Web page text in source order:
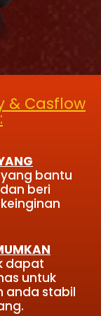
& Casflow
bantu
beri
dapat
untuk
anda stabil